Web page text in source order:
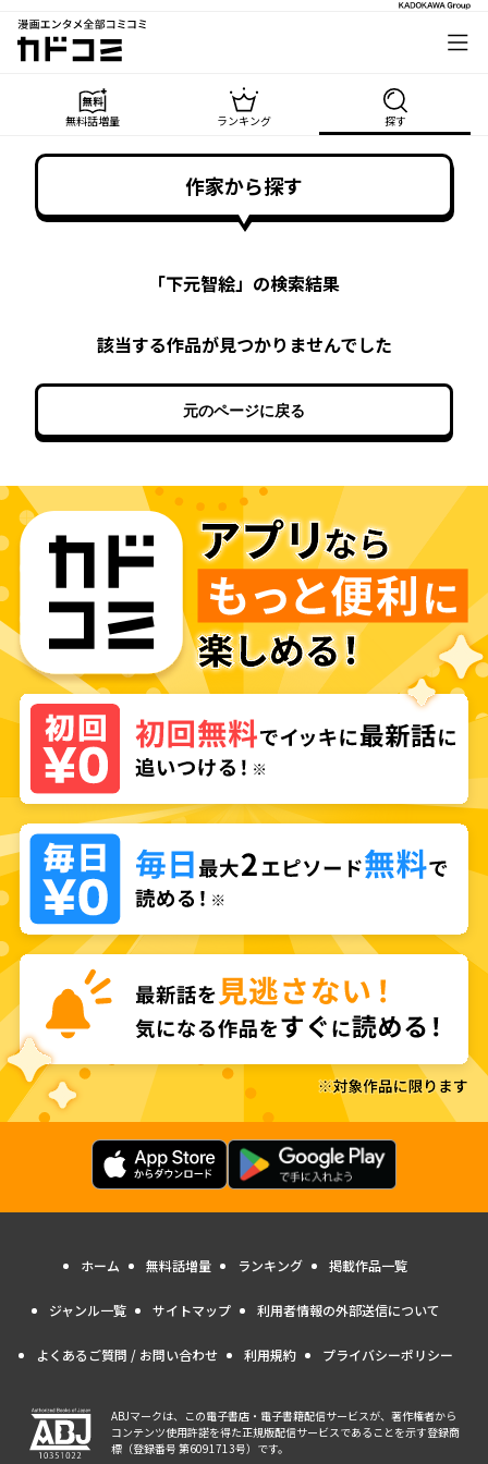
漫画エンタメ全部コミコミ
カドコミ
無料話増量 ランキング 探す
作家から探す
「下元智絵」の検索結果
該当する作品が見つかりませんでした
元のページに戻る
ホーム 無料話増量 ランキング 掲載作品一覧
ジャンル一覧 サイトマップ 利用者情報の外部送信について
よくあるご質問 / お問い合わせ 利用規約 プライバシーポリシー
ABJマークは、この電子書店・電子書籍配信サービスが、著作権者から
コンテンツ使用許諾を得た正規版配信サービスであることを示す登録商
標（登録番号 第6091713号）です。